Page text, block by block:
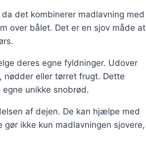
det kombinerer madlavning med
over bålet. Det er en sjov måde at
deres egne fyldninger. Udover
eller tørret frugt. Dette
unikke snobrød.
af dejen. De kan hjælpe med
ikke kun madlavningen sjovere,